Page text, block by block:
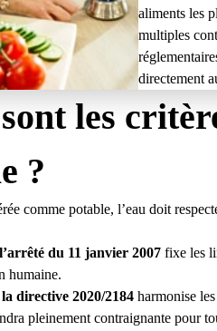
aliments les
multiples
directement
les
?
comme potable, l’eau doit
du 11 janvier 2007 fixe les
humaine.
directive 2020/2184 harmonise
pleinement contraignante pour